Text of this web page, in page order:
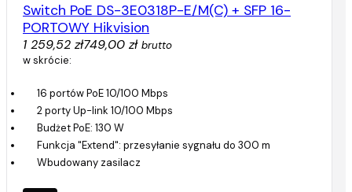
Switch PoE DS-3E0318P-E/M(C) + SFP 16-
PORTOWY Hikvision
1 259,52 zł749,00 zł brutto
w skrócie:
16 portów PoE 10/100 Mbps
2 porty Up-link 10/100 Mbps
Budżet PoE: 130 W
Funkcja "Extend": przesyłanie sygnału do 300 m
Wbudowany zasilacz